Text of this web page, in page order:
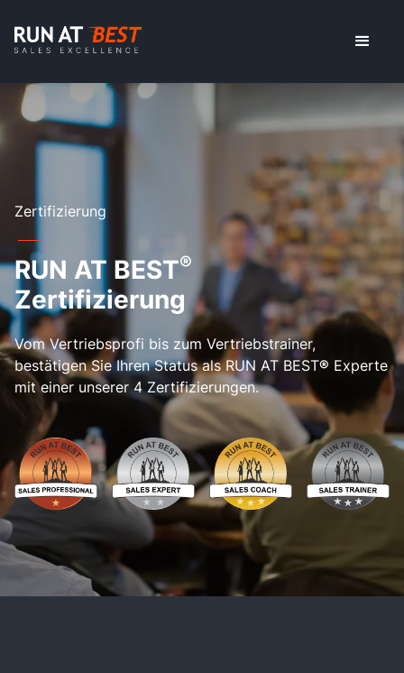
Zertifizierung
RUN AT BEST®
Zertifizierung
Vom Vertriebsprofi bis zum Vertriebstrainer,
bestätigen Sie Ihren Status als RUN AT BEST® Experte
mit einer unserer 4 Zertifizierungen.